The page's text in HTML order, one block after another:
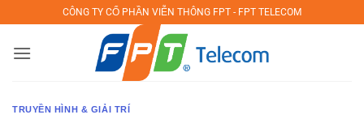
qua
nội
CÔNG TY CỔ PHẦN VIỄN THÔNG FPT - FPT TELECOM
TRUYỀN HÌNH & GIẢI TRÍ